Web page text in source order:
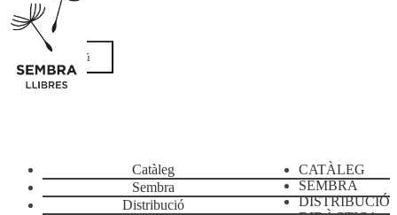
Menú
CATÀLEG
SEMBRA
DISTRIBUCIÓ
Catàleg
Sembra
Distribució